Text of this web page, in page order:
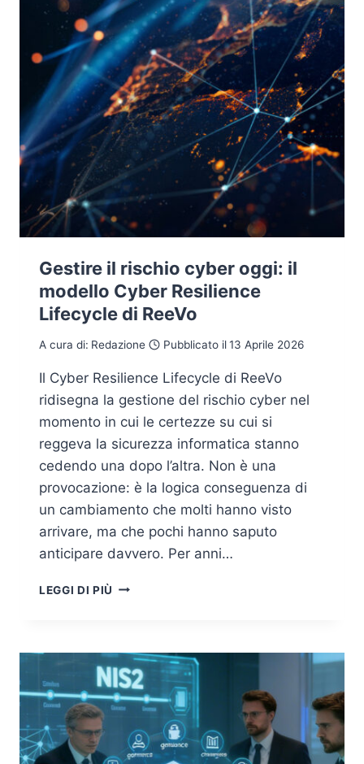
Gestire il rischio cyber oggi: il
modello Cyber Resilience
Lifecycle di ReeVo
A cura di: Redazione Pubblicato il13 Aprile 2026
Il Cyber Resilience Lifecycle di ReeVo
ridisegna la gestione del rischio cyber nel
momento in cui le certezze su cui si
reggeva la sicurezza informatica stanno
cedendo una dopo l’altra. Non è una
provocazione: è la logica conseguenza di
un cambiamento che molti hanno visto
arrivare, ma che pochi hanno saputo
anticipare davvero. Per anni…
LEGGI DI PIÙ GESTIRE
OGGI:
IL
MODELLO
CYBER
RESILIENCE
LIFECYCLE
DI